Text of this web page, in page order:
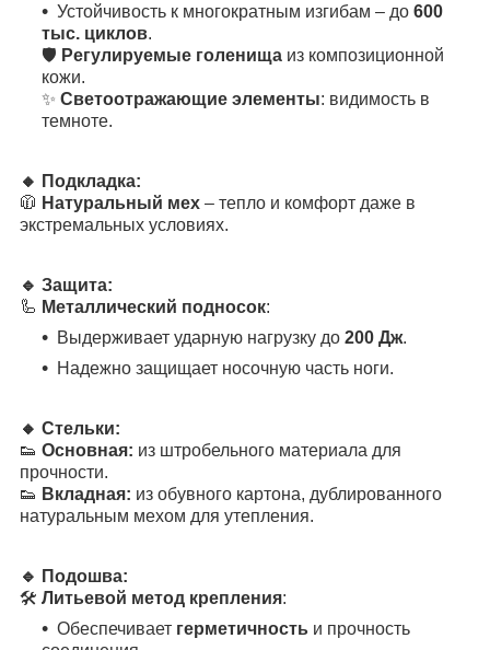
Устойчивость к многократным изгибам – до 600
тыс. циклов.
🛡️ Регулируемые голенища из композиционной
кожи.
✨ Светоотражающие элементы: видимость в
темноте.
🔸 Подкладка:
🧥 Натуральный мех – тепло и комфорт даже в
экстремальных условиях.
🔹 Защита:
🦾 Металлический подносок:
Выдерживает ударную нагрузку до 200 Дж.
Надежно защищает носочную часть ноги.
🔸 Стельки:
👟 Основная: из штробельного материала для
прочности.
👟 Вкладная: из обувного картона, дублированного
натуральным мехом для утепления.
🔹 Подошва:
🛠️ Литьевой метод крепления:
Обеспечивает герметичность и прочность